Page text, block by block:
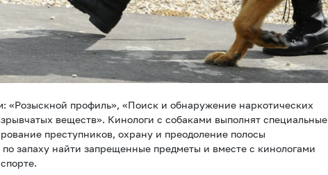
«Розыскной профиль», «Поиск и обнаружение наркотических
веществ». Кинологи с собаками выполнят специальные
преступников, охрану и преодоление полосы
запаху найти запрещенные предметы и вместе с кинологами